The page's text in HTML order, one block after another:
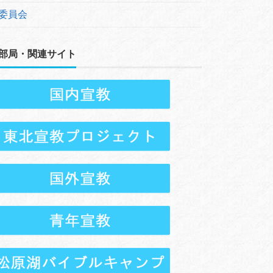
員会
局・関連サイト